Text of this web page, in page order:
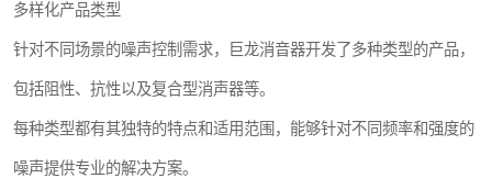
多样化产品类型
针对不同场景的噪声控制需求，巨龙消音器开发了多种类型的产品，
包括阻性、抗性以及复合型消声器等。
每种类型都有其独特的特点和适用范围，能够针对不同频率和强度的
噪声提供专业的解决方案。